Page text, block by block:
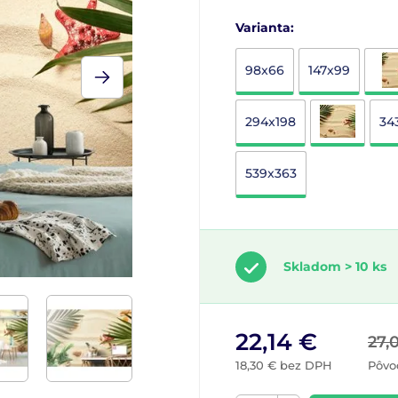
Varianta:
98x66 147x99
294x198
539x363
Skladom > 10 ks
22,14 €
18,30 € bez DPH